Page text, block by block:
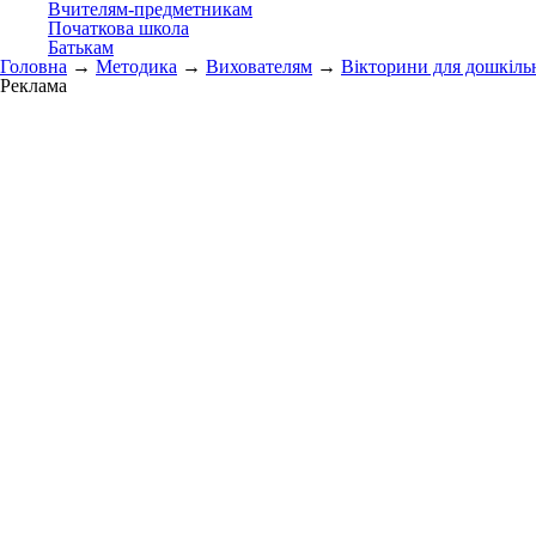
Вчителям-предметникам
Початкова школа
Батькам
Головна → Методика → Вихователям → Вікторини для
Реклама